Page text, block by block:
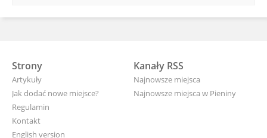
Strony
Artykuły
Jak dodać nowe miejsce?
Regulamin
Kontakt
English version
Kanały RSS
Najnowsze miejsca
Najnowsze miejsca w Pieniny